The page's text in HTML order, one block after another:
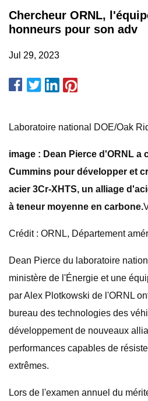
Chercheur ORNL,
honneurs pour son adv
Jul 29, 2023
Laboratoire national DOE/Oak
image : Dean Pierce d'ORNL a
Cummins pour développer et
acier 3Cr-XHTS, un alliage
à teneur moyenne en carbone.
Crédit : ORNL, Département
Dean Pierce du laboratoire
ministère de l'Énergie et une
par Alex Plotkowski de l'ORNL
bureau des technologies des
développement de nouveaux
performances capables de
extrêmes.
Lors de l'examen annuel du